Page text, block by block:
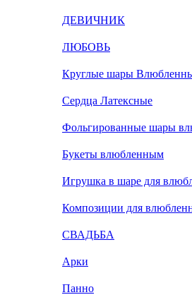
ДЕВИЧНИК
ЛЮБОВЬ
Круглые шары
Сердца Латексные
Фольгированные шары
Букеты влюбленным
Игрушка в шаре для
Композиции для
СВАДЬБА
Арки
Панно